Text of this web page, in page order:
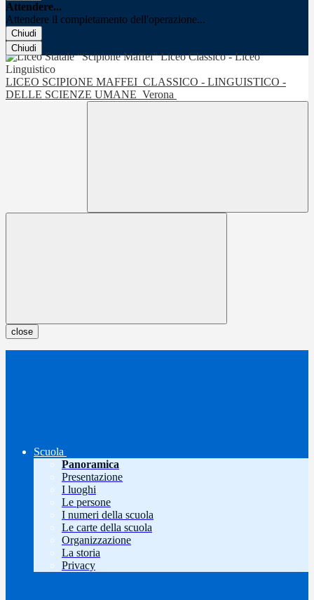
Attendere...
Attendere il completamento dell'operazione...
Chiudi
Chiudi
LICEO SCIPIONE MAFFEI CLASSICO - LINGUISTICO -
DELLE SCIENZE UMANE Verona
close
Scuola
Panoramica
Presentazione
I luoghi
Le persone
I numeri della scuola
Le carte della scuola
Organizzazione
La storia
Privacy